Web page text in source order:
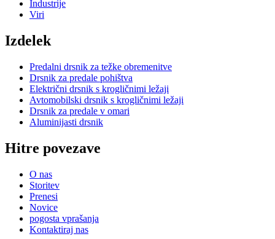
Industrije
Viri
Izdelek
Predalni drsnik za težke obremenitve
Drsnik za predale pohištva
Električni drsnik s krogličnimi ležaji
Avtomobilski drsnik s krogličnimi ležaji
Drsnik za predale v omari
Aluminijasti drsnik
Hitre povezave
O nas
Storitev
Prenesi
Novice
pogosta vprašanja
Kontaktiraj nas